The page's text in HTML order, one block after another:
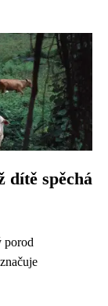
dítě spěchá
porod